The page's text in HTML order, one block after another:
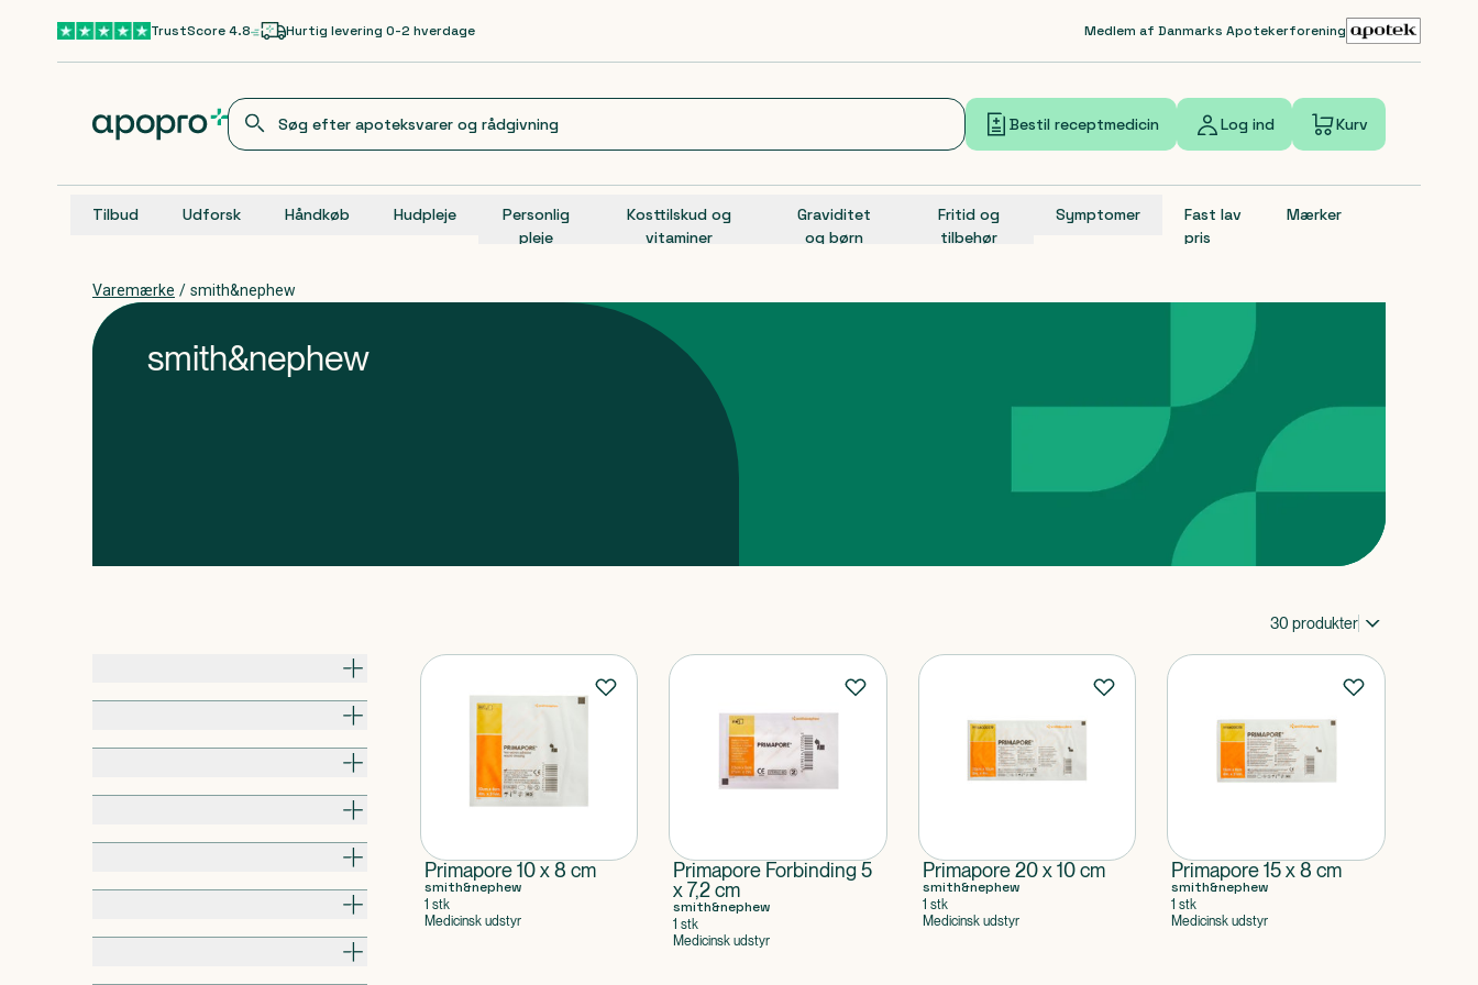
Gå til hovedindholdTrustScore 4.8 Hurtig levering 0-2 hverdage Medlem af Danmarks Apotekerforening
Bestil receptmedicin Log ind Kurv
Tilbud Udforsk Håndkøb Hudpleje
Personlig
pleje
Kosttilskud og
vitaminer
Graviditet
og børn
Fritid og
tilbehør
Symptomer
Fast lav
pris
Mærker
Varemærke / smith&nephew
smith&nephew
30 produkter
Primapore 10 x 8 cm
smith&nephew
1 stk
Medicinsk udstyr
Primapore Forbinding 5
x 7,2 cm
smith&nephew
1 stk
Medicinsk udstyr
Primapore 20 x 10 cm
smith&nephew
1 stk
Medicinsk udstyr
Primapore 15 x 8 cm
smith&nephew
1 stk
Medicinsk udstyr